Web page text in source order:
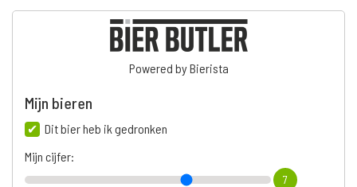
Powered by Bierista
Mijn bieren
Dit bier heb ik gedronken
Mijn cijfer:
7